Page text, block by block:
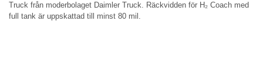
Truck från moderbolaget Daimler Truck. Räckvidden för H₂ Coach med
full tank är uppskattad till minst 80 mil.